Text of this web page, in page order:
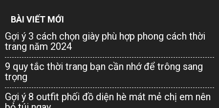
BÀI VIẾT MỚI
Gợi ý 3 cách chọn giày phù hợp phong cách thời
trang năm 2024
9 quy tắc thời trang bạn cần nhớ để trông sang
trọng
Gợi ý 8 outfit phối đồ diện hè mát mẻ chị em nên